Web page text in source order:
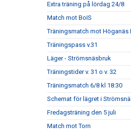
Extra träning på lördag 24/8
Match mot BoIS
Träningsmatch mot Höganäs
Träningspass v.31
Läger - Strömsnäsbruk
Träningstider v. 31 o v. 32
Träningsmatch 6/8 kl 18:30
Schemat för lägret i
Fredagsträning den 5 juli
Match mot Torn